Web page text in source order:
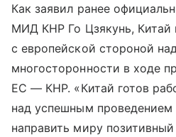
Как заявил ранее
МИД КНР Го Цзякунь, Китай
с европейской стороной
многосторонности в ходе
ЕС — КНР. «Китай готов
над успешным
направить миру